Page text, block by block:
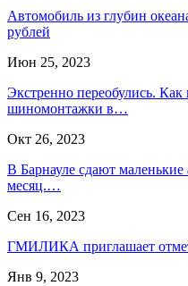
Автомобиль из глубин
рублей
Июн 25, 2023
Экстренно переобулись.
шиномонтажки в…
Окт 26, 2023
В Барнауле сдают
месяц.…
Сен 16, 2023
ГМИЛИКА приглашает
Янв 9, 2023